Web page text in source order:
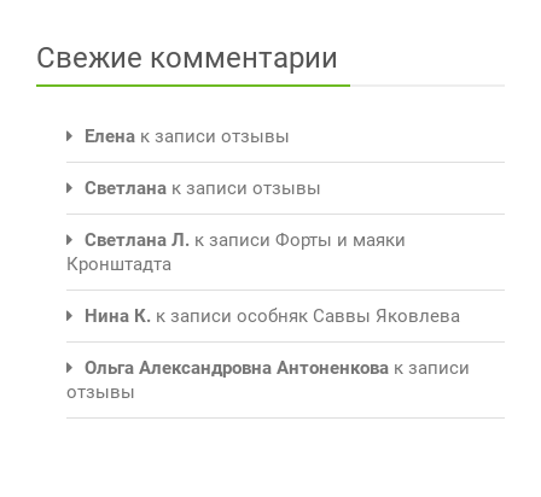
Свежие комментарии
Елена к записи отзывы
Светлана к записи отзывы
Светлана Л. к записи Форты и маяки
Кронштадта
Нина К. к записи особняк Саввы Яковлева
Ольга Александровна Антоненкова к записи
отзывы